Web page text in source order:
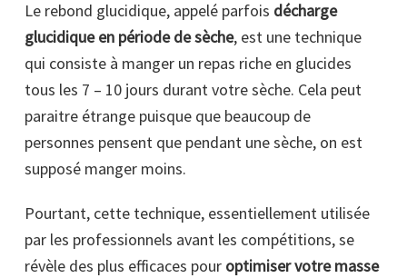
Le rebond glucidique, appelé parfois décharge
glucidique en période de sèche, est une technique
qui consiste à manger un repas riche en glucides
tous les 7 – 10 jours durant votre sèche. Cela peut
paraitre étrange puisque que beaucoup de
personnes pensent que pendant une sèche, on est
supposé manger moins.
Pourtant, cette technique, essentiellement utilisée
par les professionnels avant les compétitions, se
révèle des plus efficaces pour optimiser votre masse